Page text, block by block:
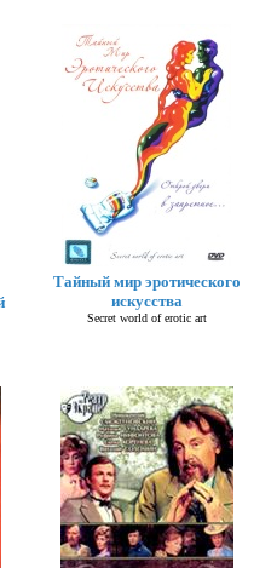
Тайный мир эротического
искусства
Secret world of erotic art